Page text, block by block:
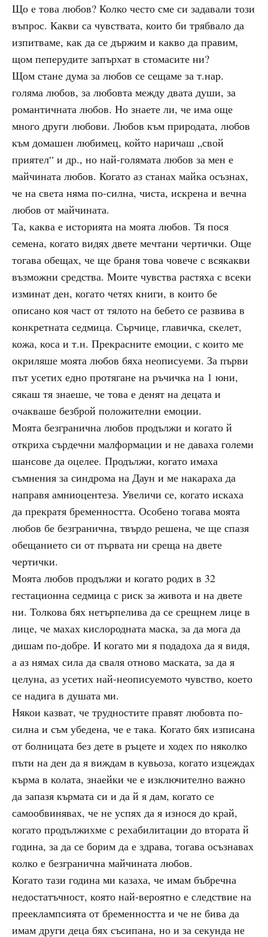
Що е това любов? Колко често сме си задавали този
въпрос. Какви са чувствата, които би трябвало да
изпитваме, как да се държим и какво да правим,
щом пеперудите запърхат в стомасите ни?
Щом стане дума за любов се сещаме за т.нар.
голяма любов, за любовта между двата души, за
романтичната любов. Но знаете ли, че има още
много други любови. Любов към природата, любов
към домашен любимец, който наричаш „свой
приятел“ и др., но най-голямата любов за мен е
майчината любов. Когато аз станах майка осъзнах,
че на света няма по-силна, чиста, искрена и вечна
любов от майчината.
Та, каква е историята на моята любов. Тя пося
семена, когато видях двете мечтани чертички. Още
тогава обещах, че ще браня това човече с всякакви
възможни средства. Моите чувства растяха с всеки
изминат ден, когато четях книги, в които бе
описано коя част от тялото на бебето се развива в
конкретната седмица. Сърчице, главичка, скелет,
кожа, коса и т.н. Прекрасните емоции, с които ме
окриляше моята любов бяха неописуеми. За първи
път усетих едно протягане на ръчичка на 1 юни,
сякаш тя знаеше, че това е денят на децата и
очакваше безброй положителни емоции.
Моята безгранична любов продължи и когато й
откриха сърдечни малформации и не даваха големи
шансове да оцелее. Продължи, когато имаха
съмнения за синдрома на Даун и ме накараха да
направя амниоцентеза. Увеличи се, когато искаха
да прекратя бременността. Особено тогава моята
любов бе безгранична, твърдо решена, че ще спазя
обещанието си от първата ни среща на двете
чертички.
Моята любов продължи и когато родих в 32
гестационна седмица с риск за живота и на двете
ни. Толкова бях нетърпелива да се срещнем лице в
лице, че махах кислородната маска, за да мога да
дишам по-добре. И когато ми я подадоха да я видя,
а аз нямах сила да сваля отново маската, за да я
целуна, аз усетих най-неописуемото чувство, което
се надига в душата ми.
Някои казват, че трудностите правят любовта по-
силна и съм убедена, че е така. Когато бях изписана
от болницата без дете в ръцете и ходех по няколко
пъти на ден да я виждам в кувьоза, когато изцеждах
кърма в колата, знаейки че е изключително важно
да запазя кърмата си и да й я дам, когато се
самообвинявах, че не успях да я износя до край,
когато продължихме с рехабилитации до втората й
година, за да се борим да е здрава, тогава осъзнавах
колко е безгранична майчината любов.
Когато тази година ми казаха, че имам бъбречна
недостатъчност, която най-вероятно е следствие на
прееклампсията от бременността и че не бива да
имам други деца бях съсипана, но и за секунда не